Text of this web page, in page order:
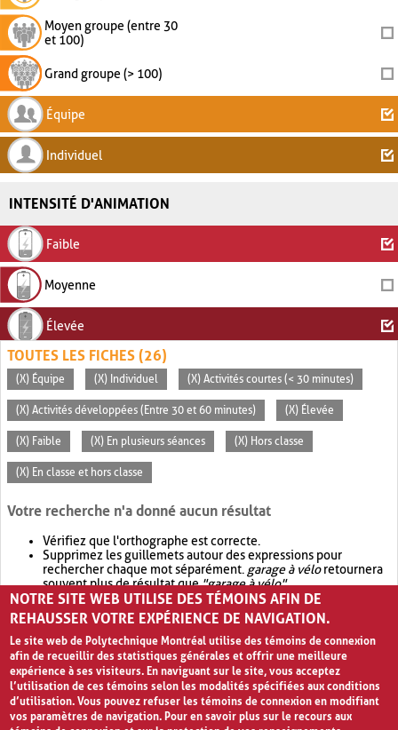
Moyen groupe (entre 30
et 100)
Grand groupe (> 100)
Équipe
Individuel
INTENSITÉ D'ANIMATION
Faible
Moyenne
Élevée
TOUTES LES FICHES (26)
(X) Équipe (X) Individuel (X) Activités courtes (< 30 minutes)
(X) Activités développées (Entre 30 et 60 minutes) (X) Élevée
(X) Faible (X) En plusieurs séances (X) Hors classe
(X) En classe et hors classe
Votre recherche n'a donné aucun résultat
Vérifiez que l'orthographe est correcte.
Supprimez les guillemets autour des expressions pour
rechercher chaque mot séparément. garage à véloretournera
souvent plus de résultat que"garage à vélo".
Envisagez d'élargir votre recherche avec OR.garage OR vélo
retournera souvent plus de résultat quegarage à vélo
NOTRE SITE WEB UTILISE DES TÉMOINS AFIN DE
REHAUSSER VOTRE EXPÉRIENCE DE NAVIGATION.
Le site web de Polytechnique Montréal utilise des témoins de connexion
afin de recueillir des statistiques générales et offrir une meilleure
expérience à ses visiteurs. En naviguant sur le site, vous acceptez
l’utilisation de ces témoins selon les modalités spécifiées aux conditions
d’utilisation. Vous pouvez refuser les témoins de connexion en modifiant
vos paramètres de navigation. Pour en savoir plus sur le recours aux